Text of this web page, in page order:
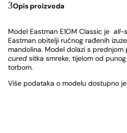
Opis proizvoda
Model Eastman E1OM Classic je all-
Eastman obitelji ručnog rađenih
mandolina. Model dolazi s
cured sitka smreke, tijelom od
torbom.
Više podataka o modelu dostupno je